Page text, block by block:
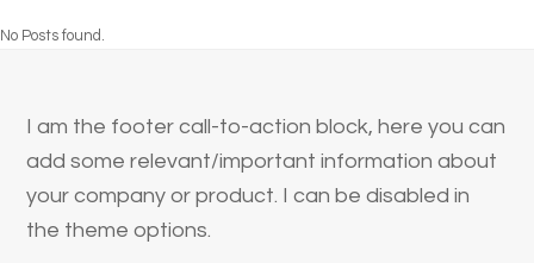
No Posts found.
I am the footer call-to-action block, here you can
add some relevant/important information about
your company or product. I can be disabled in
the theme options.